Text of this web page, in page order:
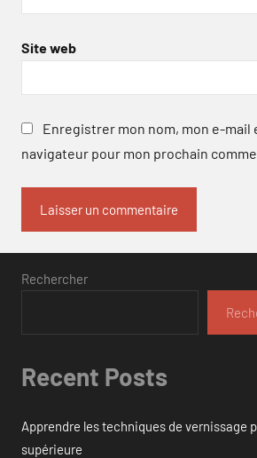
Site web
Enregistrer mon nom, mon e-mail
navigateur pour mon prochain
Rechercher
Recent Posts
Apprendre les techniques de vernissage
supérieure